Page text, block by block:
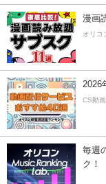
漫画
オリコ
2026
CS動
毎週
ク！